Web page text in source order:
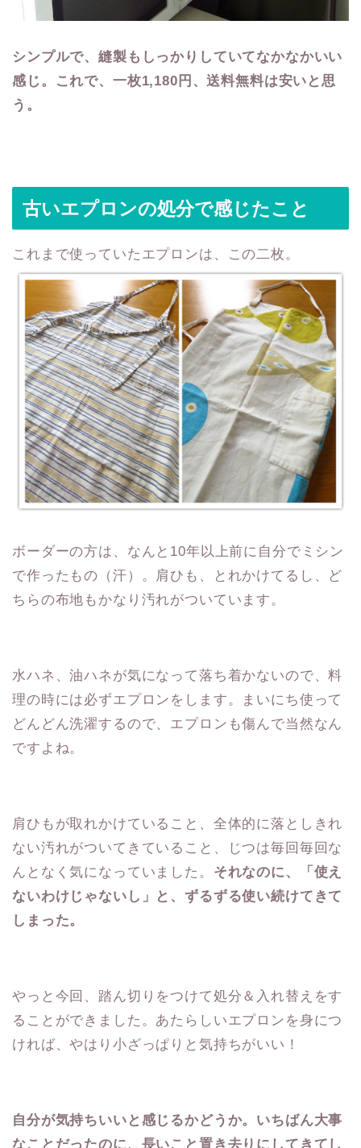
シンプルで、縫製もしっかりしていてなかなかいい
感じ。これで、一枚1,180円、送料無料は安いと思
う。
古いエプロンの処分で感じたこと
これまで使っていたエプロンは、この二枚。
ボーダーの方は、なんと10年以上前に自分でミシン
で作ったもの（汗）。肩ひも、とれかけてるし、ど
ちらの布地もかなり汚れがついています。
水ハネ、油ハネが気になって落ち着かないので、料
理の時には必ずエプロンをします。まいにち使って
どんどん洗濯するので、エプロンも傷んで当然なん
ですよね。
肩ひもが取れかけていること、全体的に落としきれ
ない汚れがついてきていること、じつは毎回毎回な
んとなく気になっていました。 それなのに、「使え
ないわけじゃないし」と、ずるずる使い続けてきて
しまった。
やっと今回、踏ん切りをつけて処分＆入れ替えをす
ることができました。あたらしいエプロンを身につ
ければ、やはり小ざっぱりと気持ちがいい！
自分が気持ちいいと感じるかどうか。いちばん大事
なことだったのに、長いこと置き去りにしてきてし